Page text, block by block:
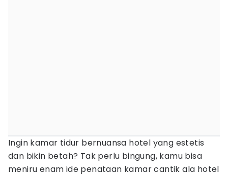
Ingin kamar tidur bernuansa hotel yang estetis
dan bikin betah? Tak perlu bingung, kamu bisa
meniru enam ide penataan kamar cantik ala hotel